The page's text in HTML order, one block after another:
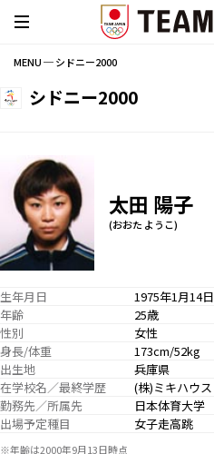
MENU ─ シドニー2000
シドニー2000
太田 陽子
(おおた ようこ)
生年月日
1975年1月14日
年齢
25歳
性別
女性
身長/体重
173cm/52kg
出生地
兵庫県
在学校名／最終学歴
(株)ミキハウス
勤務先／所属先
日本体育大学
出場予定種目
女子走高跳
※年齢は2000年9月13日時点